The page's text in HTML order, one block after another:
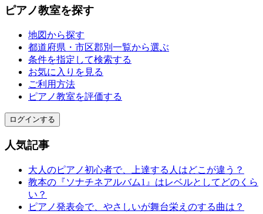
ピアノ教室を探す
地図から探す
都道府県・市区郡別一覧から選ぶ
条件を指定して検索する
お気に入りを見る
ご利用方法
ピアノ教室を評価する
ログインする
人気記事
大人のピアノ初心者で、上達する人はどこが違う？
教本の『ソナチネアルバム1』はレベルとしてどのくら
い？
ピアノ発表会で、やさしいが舞台栄えのする曲は？